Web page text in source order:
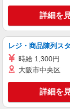
万
株式会社シエロ
キー
詳細を
レジ・商品陳列ス
時給 1,300円
大阪市中央区
詳細を